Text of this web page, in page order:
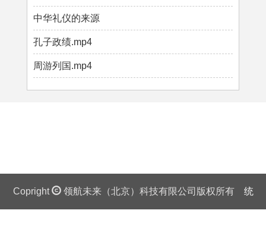
中华礼仪的来源
孔子政绩.mp4
周游列国.mp4
Copright 领航未来（北京）科技有限公司版权所有 统